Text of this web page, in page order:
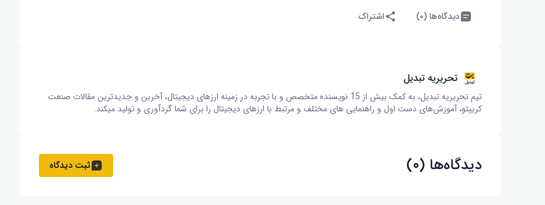
دیدگاه‌ها (۰) اشتراک
تحریریه تبدیل
تیم تحریریه تبدیل، به کمک بیش از 15 نویسنده متخصص و با تجربه در زمینه ارزهای دیجیتال، آخرین و جدیدترین مقالات صنعت
کریپتو، آموزش‌های دست اول و راهنمایی های مختلف و مرتبط با ارزهای دیجیتال را برای شما گردآوری و تولید میکند.
دیدگاه‌ها (۰) ثبت دیدگاه